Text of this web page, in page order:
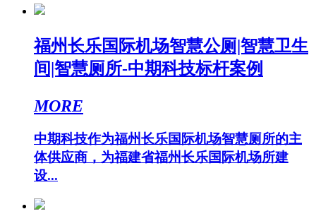
福州长乐国际机场智慧公厕|智慧卫生
间|智慧厕所-中期科技标杆案例
MORE
中期科技作为福州长乐国际机场智慧厕所的主
体供应商，为福建省福州长乐国际机场所建
设...